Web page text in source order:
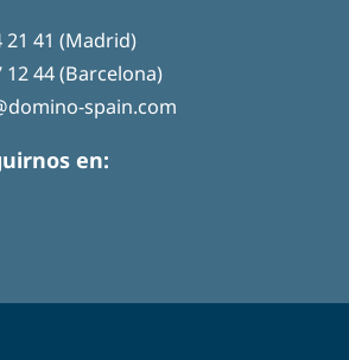
41 (Madrid)
12 44(Barcelona)
spain.com
en: